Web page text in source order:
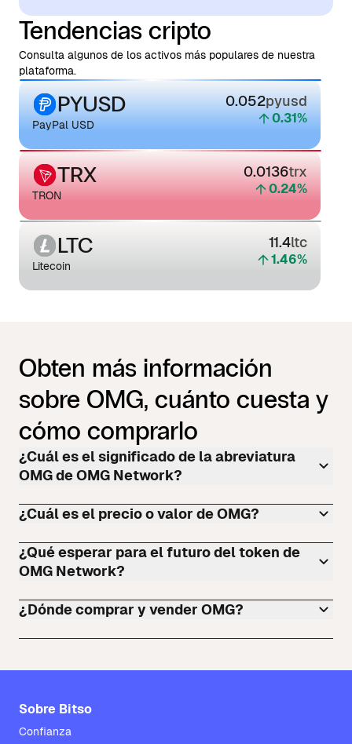
Tendencias cripto
Consulta algunos de los activos más populares de nuestra
plataforma.
PYUSD
PayPal USD
0.052pyusd
0.31%
TRX
TRON
0.0136trx
0.24%
LTC
Litecoin
11.4ltc
1.46%
Obten más información
sobre OMG, cuánto cuesta y
cómo comprarlo
¿Cuál es el significado de la abreviatura
OMG de OMG Network?
¿Cuál es el precio o valor de OMG?
¿Qué esperar para el futuro del token de
OMG Network?
¿Dónde comprar y vender OMG?
Sobre Bitso
Confianza